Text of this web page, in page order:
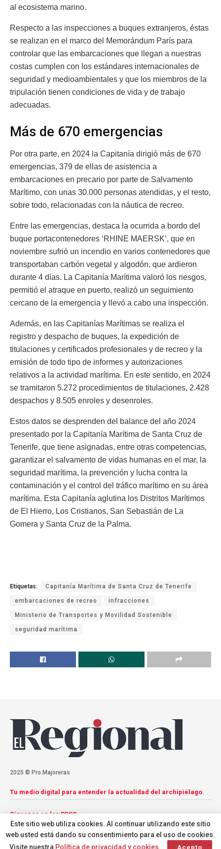
al ecosistema marino.
Respecto a las inspecciones a buques extranjeros, éstas
se realizan en el marco del Memorándum París para
controlar que las embarcaciones que llegan a nuestras
costas cumplen con los estándares internacionales de
seguridad y medioambientales y que los miembros de la
tripulación tienen condiciones de vida y de trabajo
adecuadas.
Más de 670 emergencias
Por otra parte, en 2024 la Capitanía dirigió más de 670
emergencias, 379 de ellas de asistencia a
embarcaciones en precario por parte de Salvamento
Marítimo, con unas 30.000 personas atendidas, y el resto,
sobre todo, relacionadas con la náutica de recreo.
Entre las emergencias, destaca la ocurrida a bordo del
buque portacontenedores ‘RHINE MAERSK’, que en
noviembre sufrió un incendio en varios contenedores que
transportaban carbón vegetal y algodón, que ardieron
durante 4 días. La Capitanía Marítima valoró los riesgos,
permitió el atraque en puerto, realizó un seguimiento
cercano de la emergencia y llevó a cabo una inspección.
Además, en las Capitanías Marítimas se realiza el
registro y despacho de buques, la expedición de
titulaciones y certificados profesionales y de recreo y la
emisión de todo tipo de informes y autorizaciones
relativos a la actividad marítima. En este sentido, en 2024
se tramitaron 5.272 procedimientos de titulaciones, 2.428
despachos y 8.505 enroles y desenroles.
Estos datos se desprenden del balance del año 2024
presentado por la Capitanía Marítima de Santa Cruz de
Tenerife, que tiene asignadas, entre otras competencias,
garantizar el salvamento de vidas humanas en el mar, la
seguridad marítima, la prevención y lucha contra la
contaminación y el control del tráfico marítimo en su área
marítima. Esta Capitanía aglutina los Distritos Marítimos
de El Hierro, Los Cristianos, San Sebastián de La
Gomera y Santa Cruz de la Palma.
Etiquetas: Capitanía Marítima de Santa Cruz de Tenerife
embarcaciones de recreo infracciones
Ministerio de Transportes y Movilidad Sostenible
seguridad marítima
2025 © Pro.Majoreras
Tu medio digital para entender la actualidad del archipiélago.
Síguenos en las RRSS
Este sitio web utiliza cookies. Al continuar utilizando este sitio
web usted está dando su consentimiento para el uso de cookies.
Visite nuestra Política de privacidad y cookies. Acepto